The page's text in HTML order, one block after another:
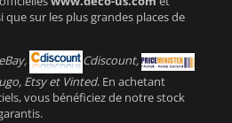
que sur les plus grandes places de
eBay,
Cdiscount,
Etsy et Vinted. En achetant
vous bénéficiez de notre stock